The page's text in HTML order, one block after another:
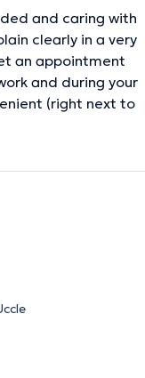
and caring with
clearly in a very
an appointment
and during your
(right next to